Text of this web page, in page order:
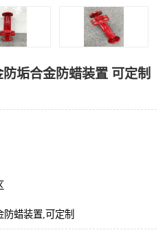
垢合金防蜡装置 可定制
蜡装置,可定制